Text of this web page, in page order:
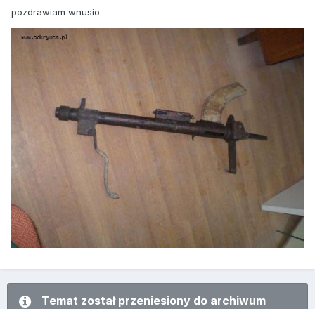
pozdrawiam wnusio
Temat został przeniesiony do archiwum